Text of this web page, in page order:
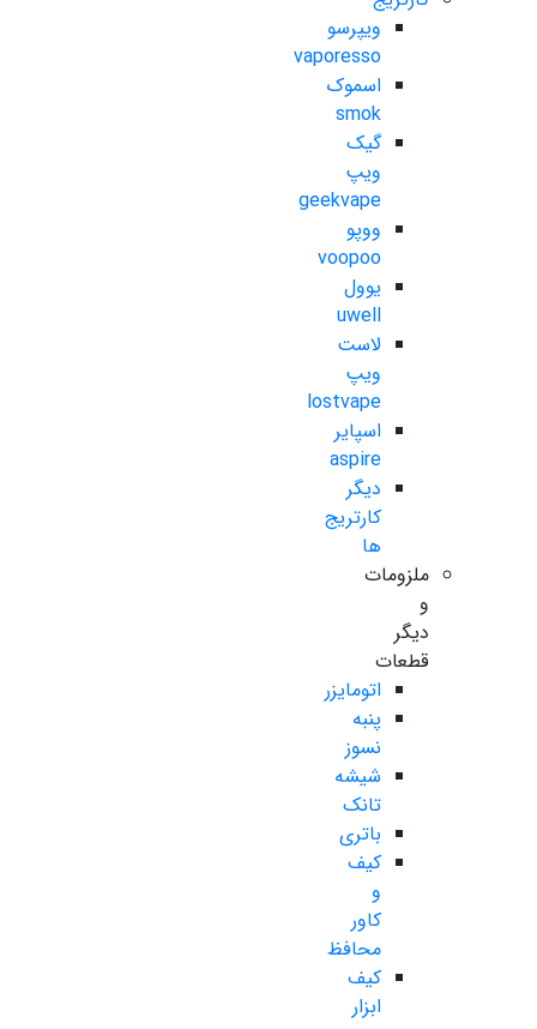
ویپرسو
vaporesso
اسموک
smok
گیک
ویپ
geekvape
ووپو
voopoo
یوول
uwell
لاست
ویپ
lostvape
اسپایر
aspire
دیگر
کارتریج
ها
ملزومات
و
دیگر
قطعات
اتومایزر
پنبه
نسوز
شیشه
تانک
باتری
کیف
و
کاور
محافظ
کیف
ابزار